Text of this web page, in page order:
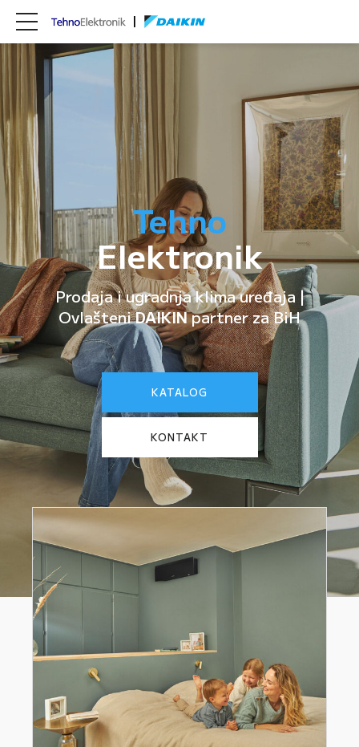
Tehno
Elektronik
Prodaja i ugradnja klima uređaja |
OvlašteniDAIKINpartner za BiH
KATALOG
KONTAKT